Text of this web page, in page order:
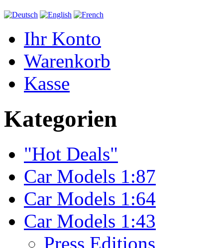
Ihr Konto
Warenkorb
Kasse
Kategorien
"Hot Deals"
Car Models 1:87
Car Models 1:64
Car Models 1:43
Press Editions